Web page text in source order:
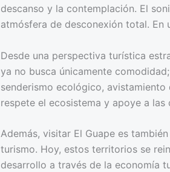
descanso y la contemplación. El
atmósfera de desconexión total. En
Desde una perspectiva turística
ya no busca únicamente
senderismo ecológico,
respete el ecosistema y apoye a las
Además, visitar El Guape es
turismo. Hoy, estos territorios se
desarrollo a través de la economía